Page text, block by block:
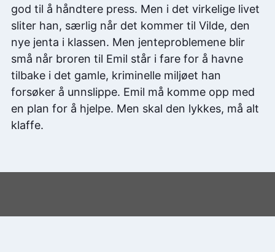
god til å håndtere press. Men i det virkelige livet
sliter han, særlig når det kommer til Vilde, den
nye jenta i klassen. Men jenteproblemene blir
små når broren til Emil står i fare for å havne
tilbake i det gamle, kriminelle miljøet han
forsøker å unnslippe. Emil må komme opp med
en plan for å hjelpe. Men skal den lykkes, må alt
klaffe.